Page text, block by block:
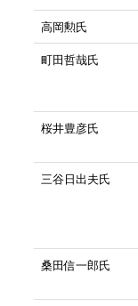
高岡勲氏
町田哲哉氏
桜井豊彦氏
三谷日出夫氏
桑田信一郎氏